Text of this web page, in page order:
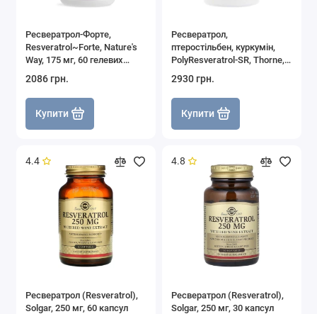
Ресвератрол-Форте,
Resveratrol~Forte, Nature's
Way, 175 мг, 60 гелевих
2086 грн.
Купити
Ресвератрол,
птеростільбен, куркумін,
PolyResveratrol-SR, Thorne,
2930 грн.
Купити
4.4
Ресвератрол (Resveratrol),
Solgar, 250 мг, 60 капсул
4.8
Ресвератрол (Resveratrol),
Solgar, 250 мг, 30 капсул